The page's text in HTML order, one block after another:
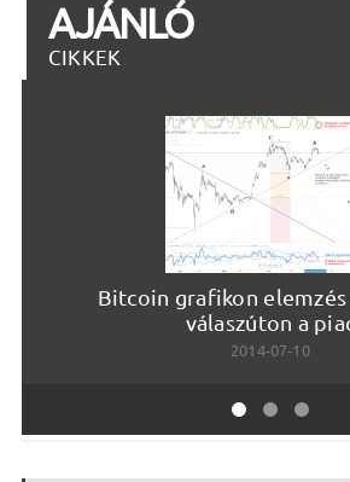
AJÁNLÓ
CIKKEK
Bitcoin grafikon
válaszúton a
2014-07-10